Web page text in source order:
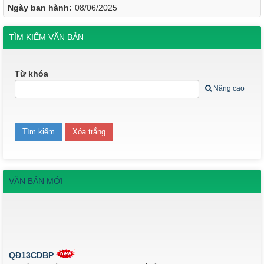
Ngày ban hành: 08/06/2025
TÌM KIẾM VĂN BẢN
Từ khóa
Nâng cao
VĂN BẢN MỚI
QĐ13CDBP